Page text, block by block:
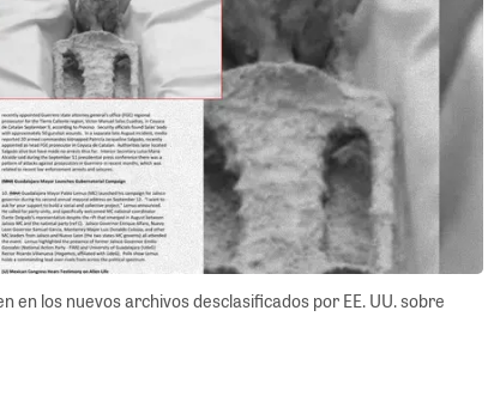
en los nuevos archivos desclasificados por EE. UU. sobre